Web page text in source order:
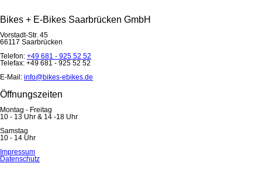
Bikes + E-Bikes Saarbrücken GmbH
Vorstadt-Str. 45
66117 Saarbrücken
Telefon: +49 681 - 925 52 52
Telefax: +49 681 - 925 52 52
E-Mail: info@bikes-ebikes.de
Öffnungszeiten
Montag - Freitag
10 - 13 Uhr & 14 -18 Uhr
Samstag
10 - 14 Uhr
Navigation
überspringen
Impressum
Datenschutz